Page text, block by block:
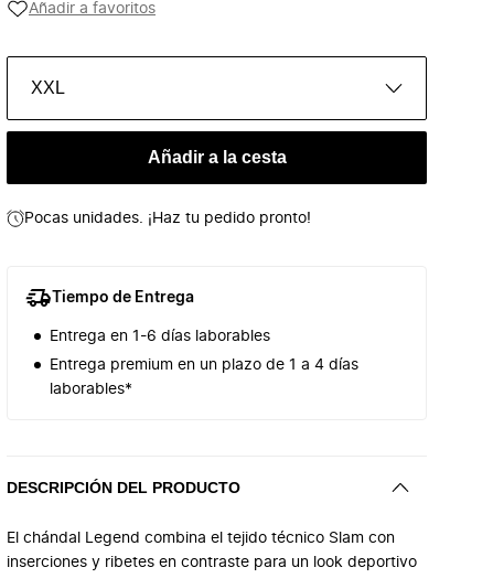
Añadir a favoritos
XXL
Añadir a la cesta
Pocas unidades. ¡Haz tu pedido pronto!
Tiempo de Entrega
Entrega en 1-6 días laborables
Entrega premium en un plazo de 1 a 4 días
laborables*
DESCRIPCIÓN DEL PRODUCTO
El chándal Legend combina el tejido técnico Slam con
inserciones y ribetes en contraste para un look deportivo